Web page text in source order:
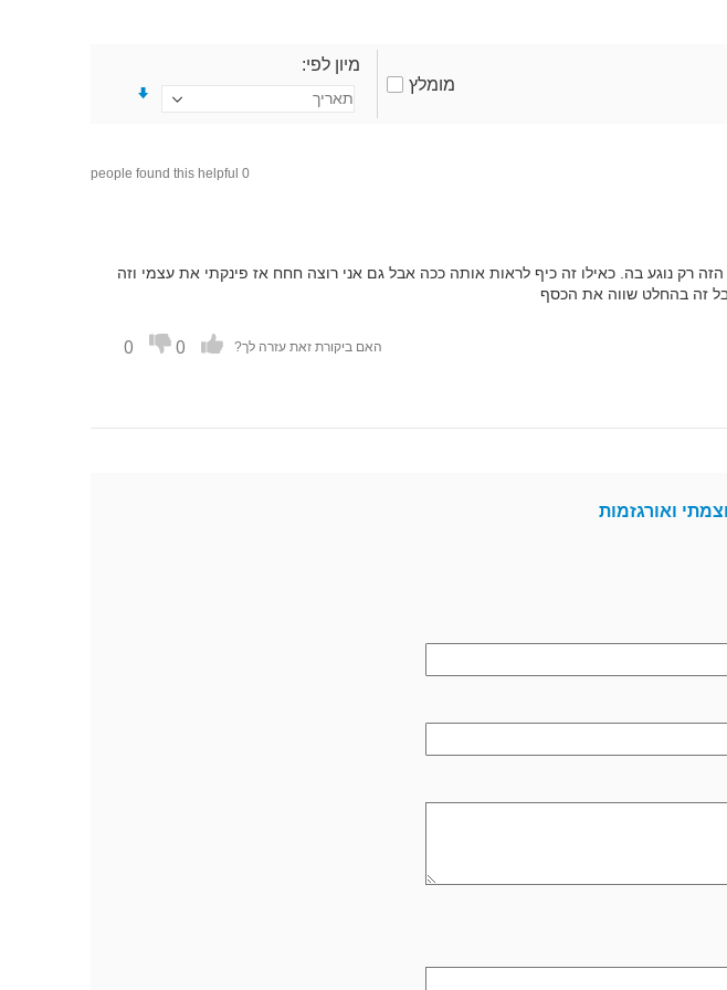
מומלץ
מיון לפי
0 people found this helpful
רק נוגע בה. כאילו זה כיף לראות אותה ככה אבל גם אני רוצה חחח אז פינקתי את עצמי וזה
זה בהחלט שווה את הכסף
האם ביקורת זאת עזרה לך? 0
0
ואורגזמות